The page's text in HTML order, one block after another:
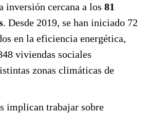
inversión cercana a los 81
. Desde 2019, se han iniciado 72
en la eficiencia energética,
viviendas sociales
zonas climáticas de
implican trabajar sobre